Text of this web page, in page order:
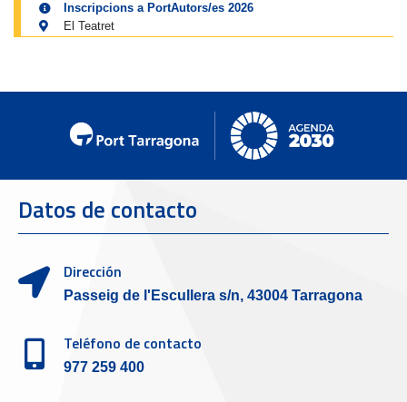
Inscripcions a PortAutors/es 2026
El Teatret
Datos de contacto
Dirección
Passeig de l'Escullera s/n, 43004 Tarragona
Teléfono de contacto
977 259 400